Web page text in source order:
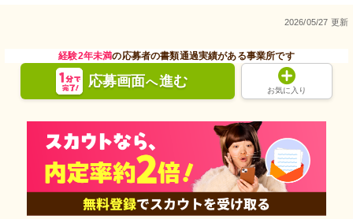
2026/05/27 更新
経験2年未満の応募者の書類通過実績がある事業所です
応募画面へ進む
お気に入り